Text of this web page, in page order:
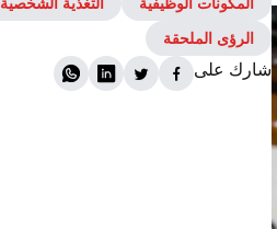
الرؤى الملحقة
شارك على